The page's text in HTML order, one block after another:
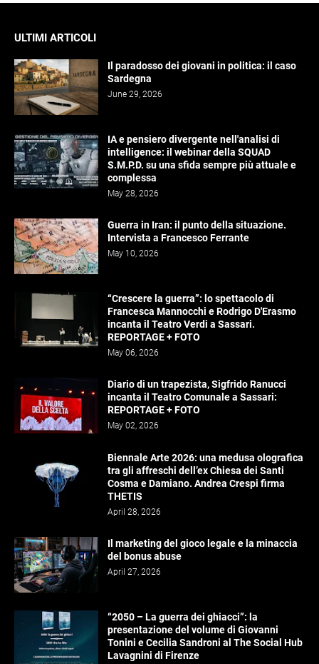
ULTIMI ARTICOLI
Il paradosso dei giovani in politica: il caso
Sardegna
June 29, 2026
IA e pensiero divergente nell'analisi di
intelligence: il webinar della SQUAD
S.M.P.D. su una sfida sempre più attuale e
complessa
May 28, 2026
Guerra in Iran: il punto della situazione.
Intervista a Francesco Ferrante
May 10, 2026
“Crescere la guerra”: lo spettacolo di
Francesca Mannocchi e Rodrigo D'Erasmo
incanta il Teatro Verdi a Sassari.
REPORTAGE + FOTO
May 06, 2026
Diario di un trapezista, Sigfrido Ranucci
incanta il Teatro Comunale a Sassari:
REPORTAGE + FOTO
May 02, 2026
Biennale Arte 2026: una medusa olografica
tra gli affreschi dell’ex Chiesa dei Santi
Cosma e Damiano. Andrea Crespi firma
THETIS
April 28, 2026
Il marketing del gioco legale e la minaccia
del bonus abuse
April 27, 2026
“2050 – La guerra dei ghiacci”: la
presentazione del volume di Giovanni
Tonini e Cecilia Sandroni al The Social Hub
Lavagnini di Firenze